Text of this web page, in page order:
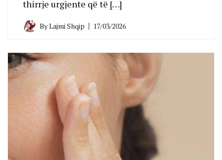
thirrje urgjente që të […]
ByLajmi Shqip 17/03/2026